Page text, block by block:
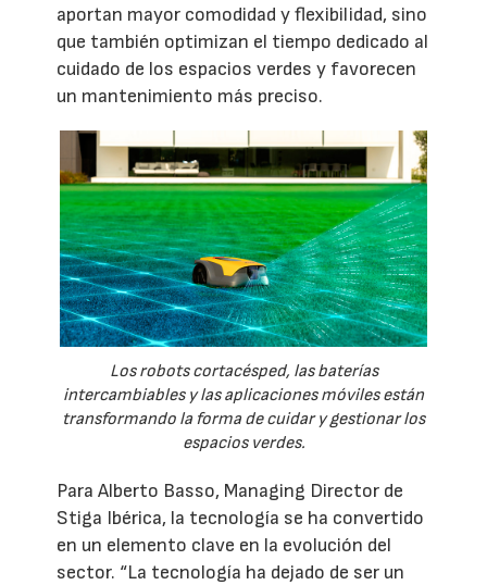
aportan mayor comodidad y flexibilidad, sino
que también optimizan el tiempo dedicado al
cuidado de los espacios verdes y favorecen
un mantenimiento más preciso.
Los robots cortacésped, las baterías
intercambiables y las aplicaciones móviles están
transformando la forma de cuidar y gestionar los
espacios verdes.
Para Alberto Basso, Managing Director de
Stiga Ibérica, la tecnología se ha convertido
en un elemento clave en la evolución del
sector. “La tecnología ha dejado de ser un